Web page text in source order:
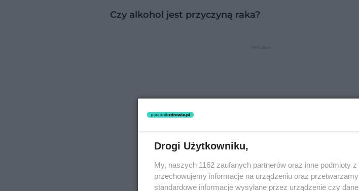
Czy alkohol jest przyczyną raka?
Drogi Użytkowniku,
My, naszych 1162 zaufanych partnerów oraz inne podmioty
przechowujemy informacje na urządzeniu oraz
standardowe informacje wysyłane przez urządzenie czy